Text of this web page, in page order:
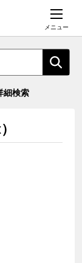
メニュー
細検索